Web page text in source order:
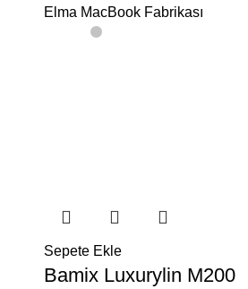
Elma MacBook Fabrikası
Sepete Ekle
Bamix Luxurylin M200